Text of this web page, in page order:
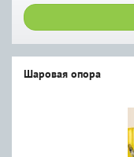
Шаровая опора